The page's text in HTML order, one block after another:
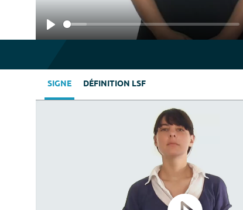
Play
SIGNE DÉFINITION LSF